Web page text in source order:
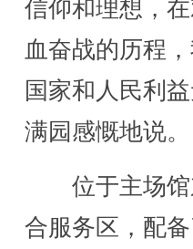
信仰和理想，
血奋战的历程
国家和人民利
满园感慨地说。
位于主场馆
合服务区，配